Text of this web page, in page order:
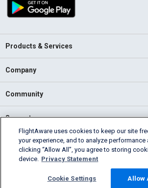
Products & Services
Company
Community
Support
English (USA)
2026 FlightAware
Cookie Settings
FlightAware uses cookies to keep our site
your experience, and to analyze performance
clicking “Allow All”, you agree to storing
device. Privacy Statement
Cookie Settings Allow